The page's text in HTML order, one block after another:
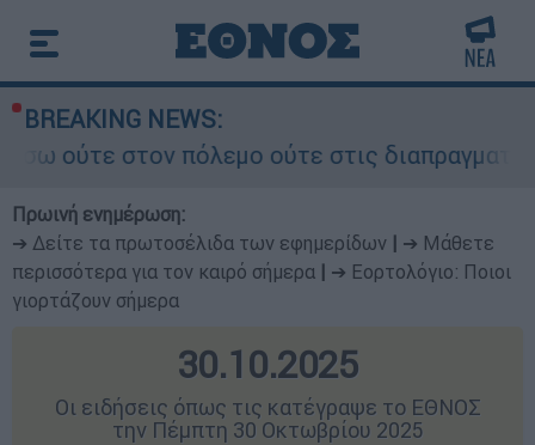
BREAKING NEWS:
ούτε στις διαπραγματεύσεις» - Οι έξι
Πρωινή ενημέρωση:
➔ Δείτε τα πρωτοσέλιδα των εφημερίδων
➔ Μάθετε
περισσότερα για τον καιρό σήμερα
➔ Εορτολόγιο: Ποιοι
γιορτάζουν σήμερα
30.10.2025
Οι ειδήσεις όπως τις κατέγραψε το ΕΘΝΟΣ
την Πέμπτη 30 Οκτωβρίου 2025